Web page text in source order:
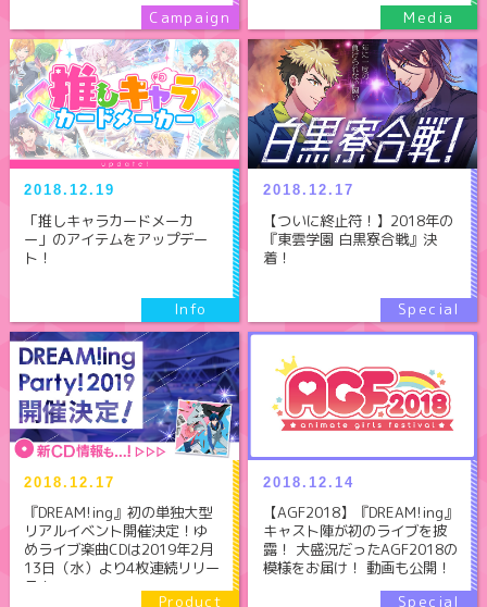
2018.12.19
「推しキャラカードメーカ
ー」のアイテムをアップデー
ト！
2018.12.17
【ついに終止符！】2018年の
『東雲学園 白黒寮合戦』決
着！
2018.12.17
『DREAM!ing』初の単独大型
リアルイベント開催決定！ゆ
めライブ楽曲CDは2019年2月
13日（水）より4枚連続リリー
ス！
2018.12.14
【AGF2018】『DREAM!ing』
キャスト陣が初のライブを披
露！ 大盛況だったAGF2018の
模様をお届け！ 動画も公開！